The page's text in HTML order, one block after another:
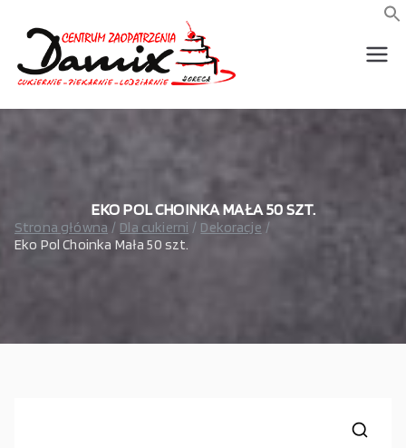
treści
wszystko
dla
gastrono
wszystko dla piekarni,
EKO POL CHOINKA MAŁA 50 SZT.
Strona główna Dla cukierni
Dekoracje
Eko Pol Choinka Mała 50 szt.